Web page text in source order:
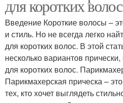
Прически на длинные
волосы
для коротких волос
Введение Короткие волосы –
и стиль. Но не всегда легко
для коротких волос. В этой
несколько вариантов
для коротких волос.
Парикмахерская прическа –
тех, кто хочет выглядеть